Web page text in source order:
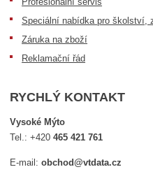
Speciální nabídka pro školství,
Záruka na zboží
Reklamační řád
RYCHLÝ KONTAKT
Vysoké Mýto
Tel.:+420465 421 761
E-mail:obchod@vtdata.cz